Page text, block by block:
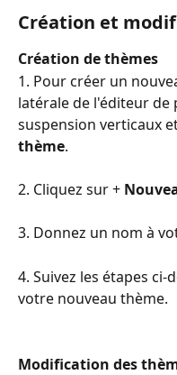
Création et
Création de thèmes
1. Pour créer un
latérale de l'éditeur de
suspension verticaux
thème.
2. Cliquez sur +
3. Donnez un nom à
4. Suivez les étapes
votre nouveau thème.
Modification des